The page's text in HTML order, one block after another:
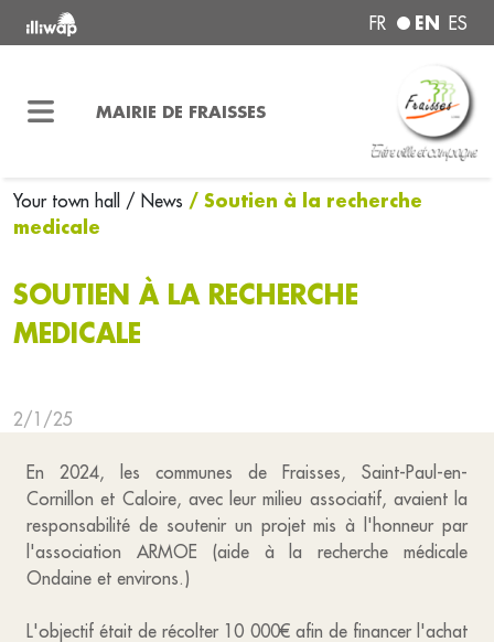
FR EN ES
MAIRIE DE FRAISSES
Your town hall / News / Soutien à la recherche
medicale
SOUTIEN À LA RECHERCHE
MEDICALE
2/1/25
En 2024, les communes de Fraisses, Saint-Paul-en-
Cornillon et Caloire, avec leur milieu associatif, avaient la
responsabilité de soutenir un projet mis à l'honneur par
l'association ARMOE (aide à la recherche médicale
Ondaine et environs.)
L'objectif était de récolter 10 000€ afin de financer l'achat